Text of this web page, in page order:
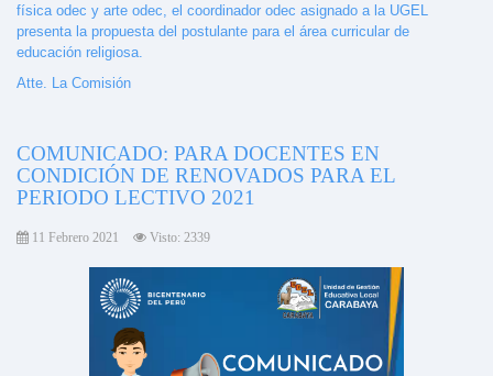
física odec y arte odec, el coordinador odec asignado a la UGEL
presenta la propuesta del postulante para el área curricular de
educación religiosa.
Atte. La Comisión
COMUNICADO: PARA DOCENTES EN
CONDICIÓN DE RENOVADOS PARA EL
PERIODO LECTIVO 2021
11 Febrero 2021 Visto: 2339